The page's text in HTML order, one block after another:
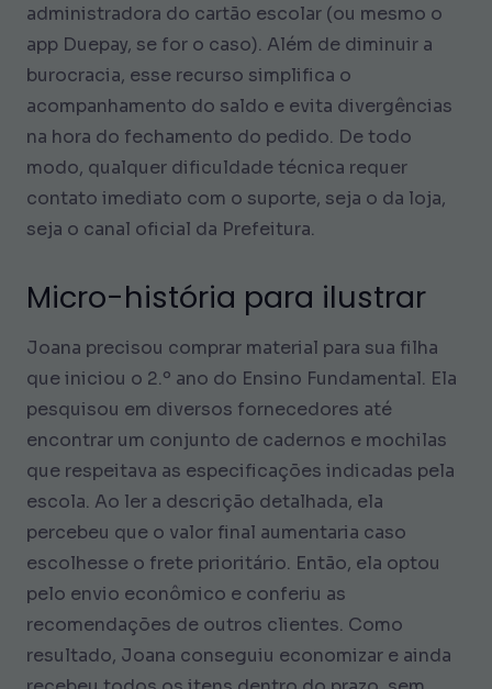
administradora do cartão escolar (ou mesmo o
app Duepay, se for o caso). Além de diminuir a
burocracia, esse recurso simplifica o
acompanhamento do saldo e evita divergências
na hora do fechamento do pedido. De todo
modo, qualquer dificuldade técnica requer
contato imediato com o suporte, seja o da loja,
seja o canal oficial da Prefeitura.
Micro-história para ilustrar
Joana precisou comprar material para sua filha
que iniciou o 2.º ano do Ensino Fundamental. Ela
pesquisou em diversos fornecedores até
encontrar um conjunto de cadernos e mochilas
que respeitava as especificações indicadas pela
escola. Ao ler a descrição detalhada, ela
percebeu que o valor final aumentaria caso
escolhesse o frete prioritário. Então, ela optou
pelo envio econômico e conferiu as
recomendações de outros clientes. Como
resultado, Joana conseguiu economizar e ainda